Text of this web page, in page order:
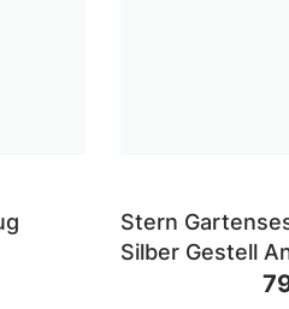
Stern
Silber Gestell